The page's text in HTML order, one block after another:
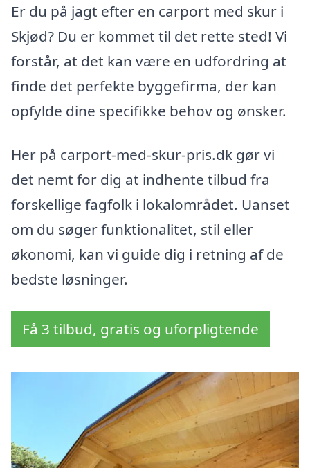
Er du på jagt efter en carport med skur i
Skjød? Du er kommet til det rette sted! Vi
forstår, at det kan være en udfordring at
finde det perfekte byggefirma, der kan
opfylde dine specifikke behov og ønsker.
Her på carport-med-skur-pris.dk gør vi
det nemt for dig at indhente tilbud fra
forskellige fagfolk i lokalområdet. Uanset
om du søger funktionalitet, stil eller
økonomi, kan vi guide dig i retning af de
bedste løsninger.
Få 3 tilbud, gratis og uforpligtende